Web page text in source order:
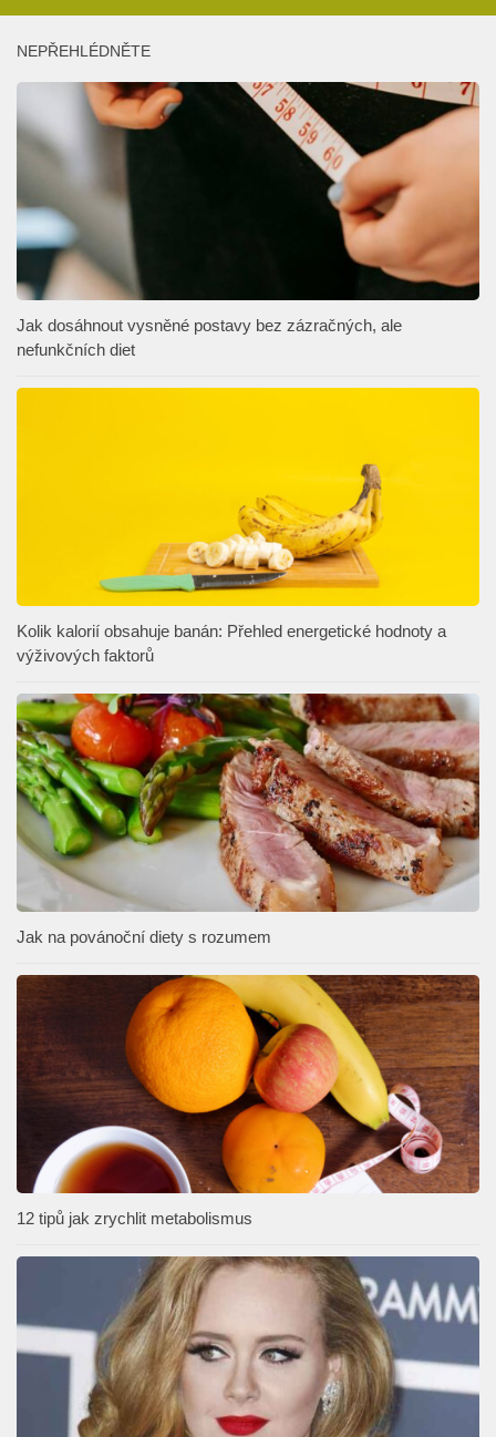
NEPŘEHLÉDNĚTE
Jak dosáhnout vysněné postavy bez zázračných, ale
nefunkčních diet
Kolik kalorií obsahuje banán: Přehled energetické hodnoty a
výživových faktorů
Jak na povánoční diety s rozumem
12 tipů jak zrychlit metabolismus